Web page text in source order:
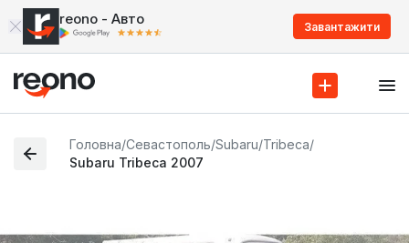
reono - Авто Завантажити
Головна/Севастополь/Subaru/Tribeca/
Subaru Tribeca 2007